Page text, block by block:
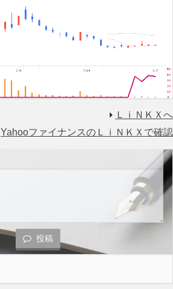
ＬｉＮＫＸへ
YahooファイナンスのＬｉＮＫＸで確認
投稿